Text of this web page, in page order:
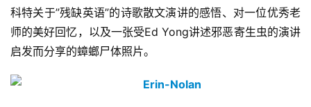
科特关于”残缺英语”的诗歌散文演讲的感悟、对一位优秀老
师的美好回忆，以及一张受Ed Yong讲述邪恶寄生虫的演讲
启发而分享的蟑螂尸体照片。